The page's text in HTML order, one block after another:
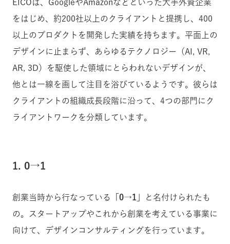
EICOは、GoogleやAmazonなどといった大手外資企業
をはじめ、約200社以上のクライアントと提携し、400
以上のプロダクトを開発した実績を持ちます。平面上の
デザインに止まらず、あらゆるテクノロジー（AI, VR,
AR, 3D）を駆使した領域にとらわれないデザインが、
他とは一線を画して注目を浴びているようです。彼らは
クライアントの組織成長段階に沿って、4つの部門にク
ライアントワークを分類しています。
1. 0→1
創業当時から行なっている 「0→1」
と名付けられたも
の。スタートアップやこれから創業を考えている事業に
向けて、デザインコンサルティングを行っています。